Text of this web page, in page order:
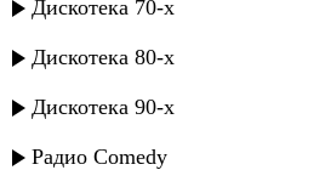
Дискотека 70-х
Дискотека 80-х
Дискотека 90-х
Радио Comedy
Тавус Магомедова - О любви